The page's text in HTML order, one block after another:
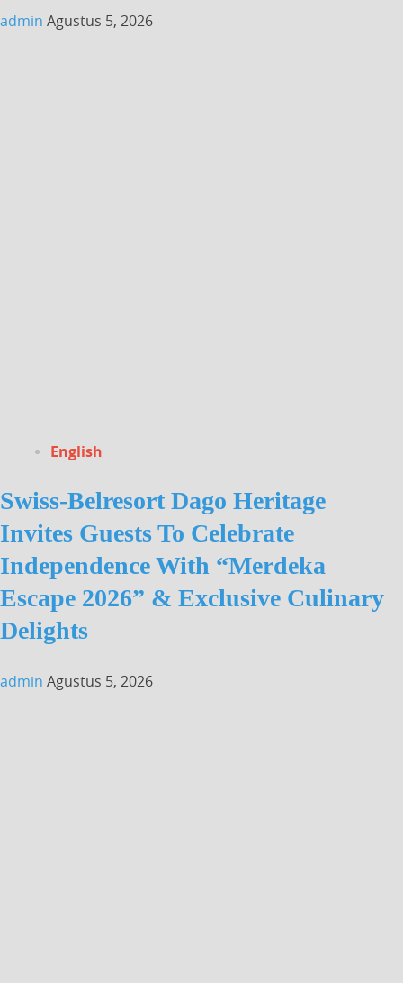
admin Agustus 5, 2026
English
Swiss-Belresort Dago Heritage
Invites Guests To Celebrate
Independence With “Merdeka
Escape 2026” & Exclusive Culinary
Delights
admin Agustus 5, 2026